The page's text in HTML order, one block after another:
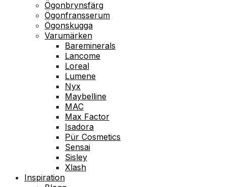
Ögonbrynsfärg
Ögonfransserum
Ögonskugga
Varumärken
Bareminerals
Lancome
Loreal
Lumene
Nyx
Maybelline
MAC
Max Factor
Isadora
Pür Cosmetics
Sensai
Sisley
Xlash
Inspiration